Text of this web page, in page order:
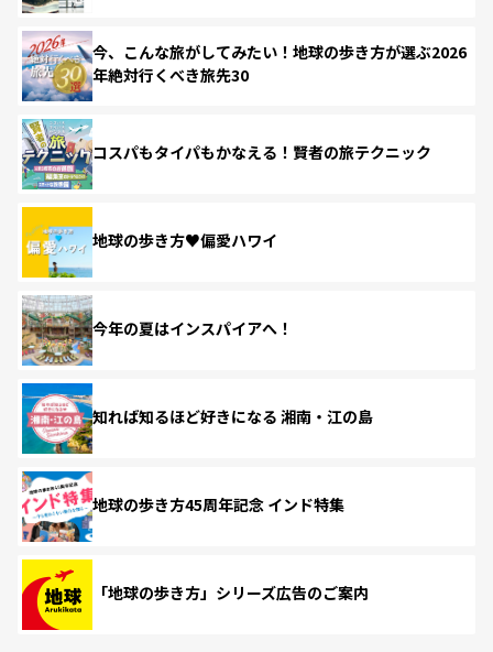
今、こんな旅がしてみたい！地球の歩き方が選ぶ2026
年絶対行くべき旅先30
コスパもタイパもかなえる！賢者の旅テクニック
地球の歩き方♥偏愛ハワイ
今年の夏はインスパイアへ！
知れば知るほど好きになる 湘南・江の島
地球の歩き方45周年記念 インド特集
「地球の歩き方」シリーズ広告のご案内